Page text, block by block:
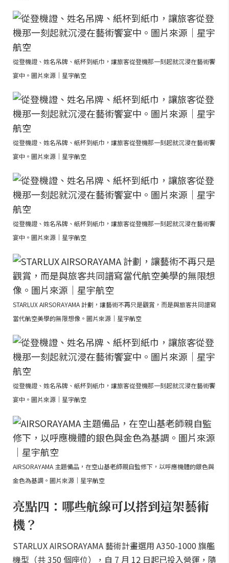
從登機證、姓名吊牌、紙杯到紙巾，讓旅客從登機那一刻起就沉浸在藝術饗
宴中。圖片來源｜星宇航空
從登機證、姓名吊牌、紙杯到紙巾，讓旅客從登機那一刻起就沉浸在藝術饗
宴中。圖片來源｜星宇航空
從登機證、姓名吊牌、紙杯到紙巾，讓旅客從登機那一刻起就沉浸在藝術饗
宴中。圖片來源｜星宇航空
STARLUX AIRSORAYAMA 計劃，讓藝術不再只是觀賞，而是與旅客共同譜寫
當代航空美學的無限想像。圖片來源｜星宇航空
從登機證、姓名吊牌、紙杯到紙巾，讓旅客從登機那一刻起就沉浸在藝術饗
宴中。圖片來源｜星宇航空
AIRSORAYAMA 主題備品，在空山基老師親自監修下，以呼應機體的銀色與
金色為基調。圖片來源｜星宇航空
亮點四：哪些航線可以搭到這架藝術
機？
STARLUX AIRSORAYAMA 藝術計畫選用 A350-1000 旗艦
機型（共 350 個座位），自 7 月 12 日起已投入營運，隨